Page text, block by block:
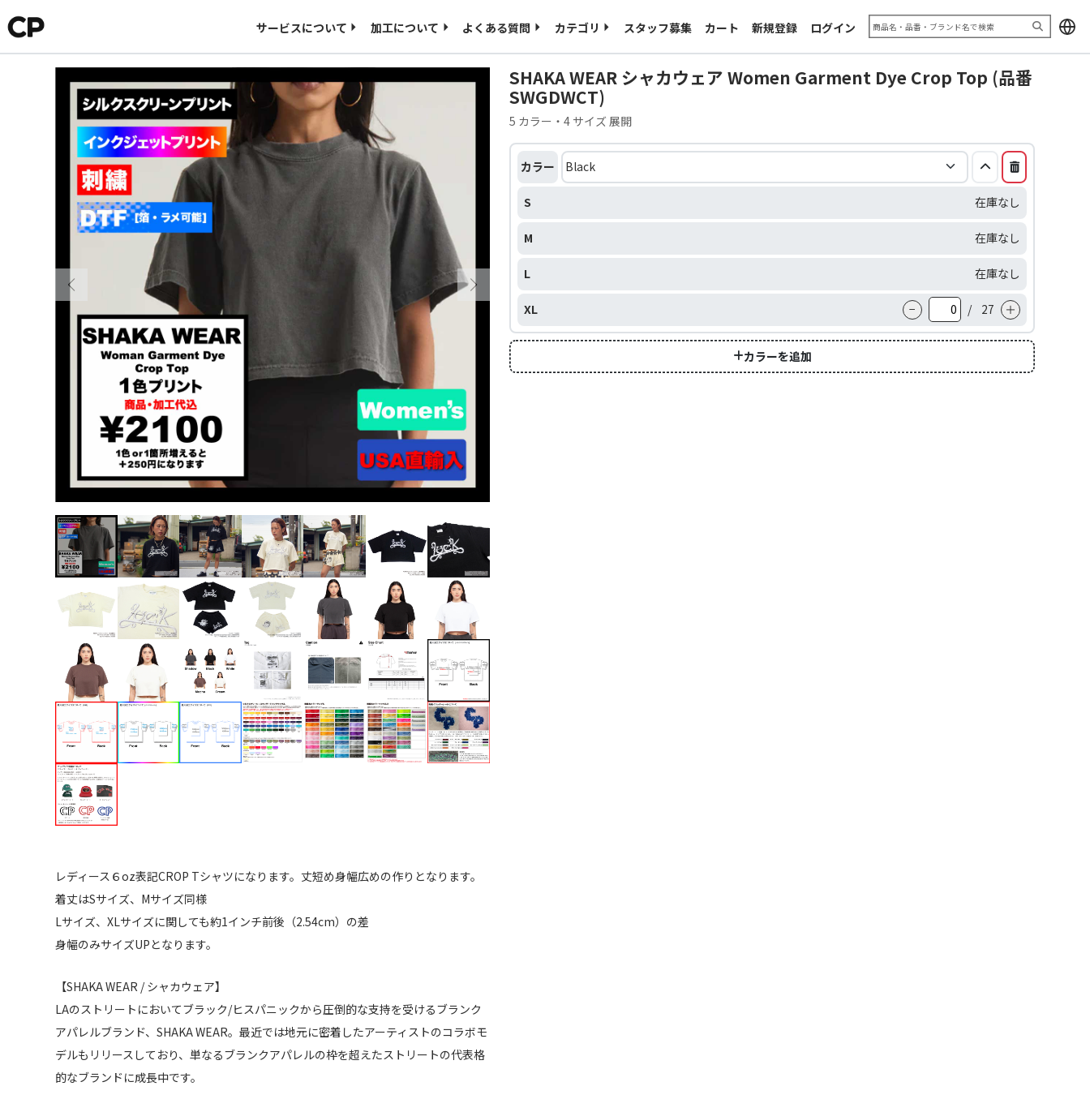
サービスについて 加工について よくある質問 カテゴリ スタッフ募集 カート 新規登録 ログイン
CORNER PRINTINGについて 特定商取引に基づく表記 プライバシーポリシー 利用規約 推奨ブラウザ
2025」
料金について ご入稿用のテンプレート 海外発送について お問い合わせフォーム
レディース６oz表記CROP Tシャツになります。丈短め身幅広めの作りとなります。
着丈はSサイズ、Mサイズ同様
Lサイズ、XLサイズに関しても約1インチ前後（2.54cm）の差
身幅のみサイズUPとなります。
【SHAKA WEAR / シャカウェア】
LAのストリートにおいてブラック/ヒスパニックから圧倒的な支持を受けるブランク
アパレルブランド、SHAKA WEAR。最近では地元に密着したアーティストのコラボモ
デルもリリースしており、単なるブランクアパレルの枠を超えたストリートの代表格
的なブランドに成長中です。
SHAKA WEAR シャカウェア Women Garment Dye Crop Top (品番
SWGDWCT)
5 カラー・4 サイズ 展開
カラー
S 在庫なし
M 在庫なし
L 在庫なし
XL − / 27 ＋
カラーを追加